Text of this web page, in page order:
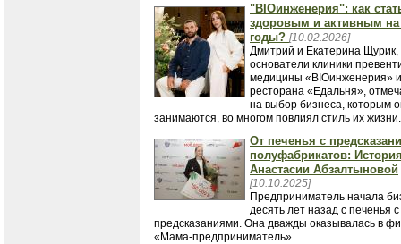
"BIOинженерия": как
здоровым и активным на
годы? [10.02.2026]
Дмитрий и Екатерина Щурик,
основатели клиники
медицины «BIOинженерия» и
ресторана «Едальня»,
на выбор бизнеса, которым
занимаются, во многом повлиял стиль их жизни.
От печенья с
полуфабрикатов:
Анастасии Абзалтыновой
[10.10.2025]
Предприниматель начала
десять лет назад с печенья с
предсказаниями. Она дважды оказывалась в
«Мама-предприниматель».